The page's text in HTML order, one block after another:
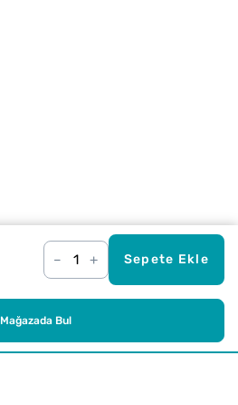
– + Sepete Ekle
Mağazada Bul